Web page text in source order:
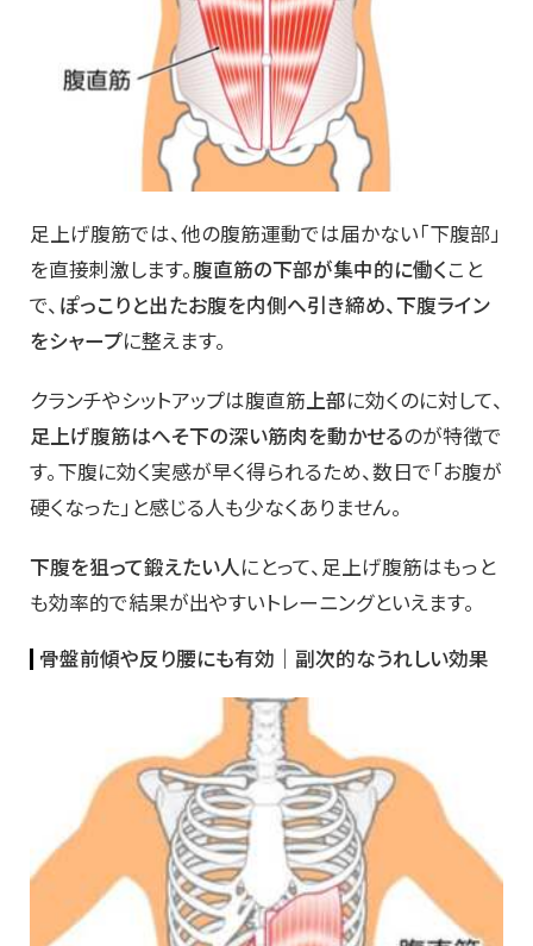
足上げ腹筋では、他の腹筋運動では届かない「下腹部」
を直接刺激します。腹直筋の下部が集中的に働くこと
で、 ぽっこりと出たお腹を内側へ引き締め、下腹ライン
をシャープに整えます。
クランチやシットアップは腹直筋上部に効くのに対して、
足上げ腹筋はへそ下の深い筋肉を動かせるのが特徴で
す。下腹に効く実感が早く得られるため、数日で「お腹が
硬くなった」と感じる人も少なくありません。
下腹を狙って鍛えたい人にとって、足上げ腹筋はもっと
も効率的で結果が出やすいトレーニングといえます。
骨盤前傾や反り腰にも有効｜副次的なうれしい効果